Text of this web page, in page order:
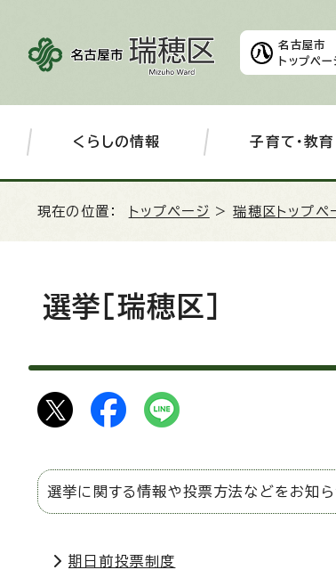
名古屋市
トップペー
くらしの情報 子育て・教育
現在の位置： トップページ >瑞穂区トップペ
選挙［瑞穂区］
選挙に関する情報や投票方法などをお知ら
期日前投票制度